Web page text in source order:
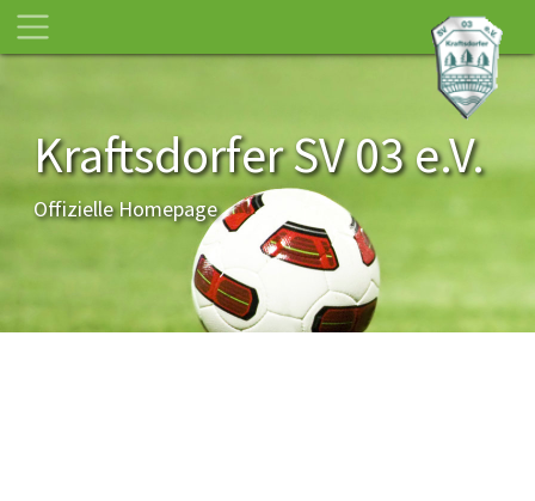
Kraftsdorfer SV 03 e.V.
Offizielle Homepage